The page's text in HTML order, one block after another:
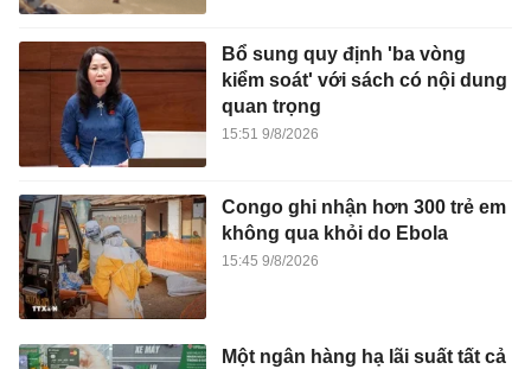
Bổ sung quy định 'ba vòng
kiểm soát' với sách có nội dung
quan trọng
15:51 9/8/2026
Congo ghi nhận hơn 300 trẻ em
không qua khỏi do Ebola
15:45 9/8/2026
Một ngân hàng hạ lãi suất tất cả